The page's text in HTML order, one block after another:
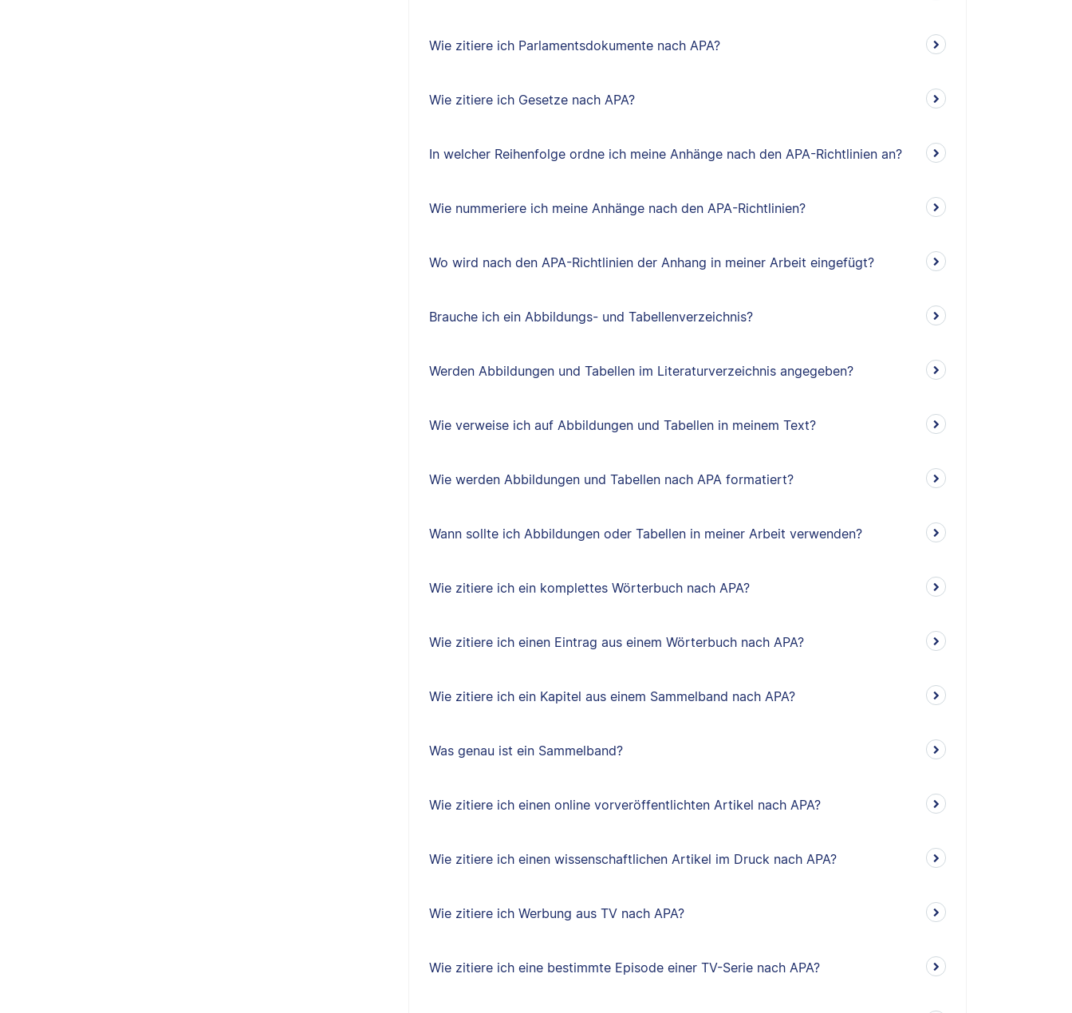
Wie zitiere ich Parlamentsdokumente nach APA?
Wie zitiere ich Gesetze nach APA?
In welcher Reihenfolge ordne ich meine Anhänge nach den APA-Richtlinien an?
Wie nummeriere ich meine Anhänge nach den APA-Richtlinien?
Wo wird nach den APA-Richtlinien der Anhang in meiner Arbeit eingefügt?
Brauche ich ein Abbildungs- und Tabellenverzeichnis?
Werden Abbildungen und Tabellen im Literaturverzeichnis angegeben?
Wie verweise ich auf Abbildungen und Tabellen in meinem Text?
Wie werden Abbildungen und Tabellen nach APA formatiert?
Wann sollte ich Abbildungen oder Tabellen in meiner Arbeit verwenden?
Wie zitiere ich ein komplettes Wörterbuch nach APA?
Wie zitiere ich einen Eintrag aus einem Wörterbuch nach APA?
Wie zitiere ich ein Kapitel aus einem Sammelband nach APA?
Was genau ist ein Sammelband?
Wie zitiere ich einen online vorveröffentlichten Artikel nach APA?
Wie zitiere ich einen wissenschaftlichen Artikel im Druck nach APA?
Wie zitiere ich Werbung aus TV nach APA?
Wie zitiere ich eine bestimmte Episode einer TV-Serie nach APA?